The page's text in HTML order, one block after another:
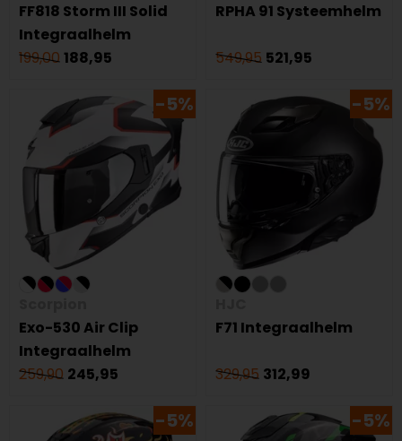
FF818 Storm III Solid
Integraalhelm
199,00 188,95
RPHA 91 Systeemhelm
549,95 521,95
-5%
Exo-530 Air Clip
Integraalhelm
259,90 245,95
-5%
F71 Integraalhelm
329,95 312,99
-5% -5%